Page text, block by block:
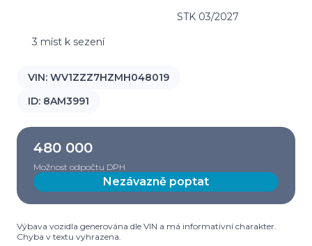
STK 03/2027
3 míst k sezení
VIN: WV1ZZZ7HZMH048019
ID: 8AM3991
480 000
Možnost odpočtu DPH
Nezávazně poptat
Výbava vozidla generována dle VIN a má informativní charakter.
Chyba v textu vyhrazena.